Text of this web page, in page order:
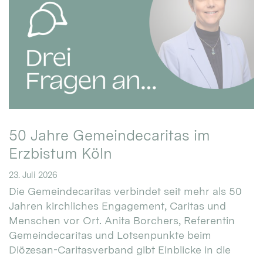
50 Jahre Gemeindecaritas im
Erzbistum Köln
23. Juli 2026
Die Gemeindecaritas verbindet seit mehr als 50
Jahren kirchliches Engagement, Caritas und
Menschen vor Ort. Anita Borchers, Referentin
Gemeindecaritas und Lotsenpunkte beim
Diözesan-Caritasverband gibt Einblicke in die